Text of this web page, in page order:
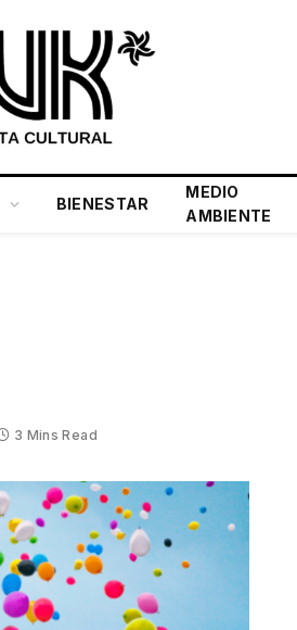
BIENESTAR
MEDIO
AMBIENTE
3 Mins Read